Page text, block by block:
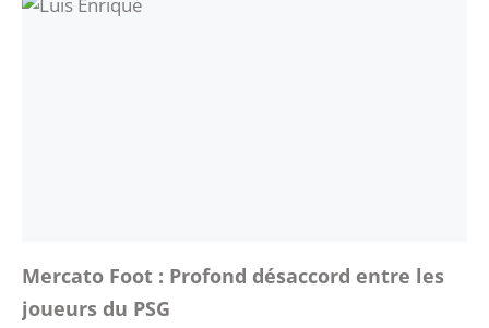
Mercato Foot : Profond désaccord entre les
joueurs du PSG